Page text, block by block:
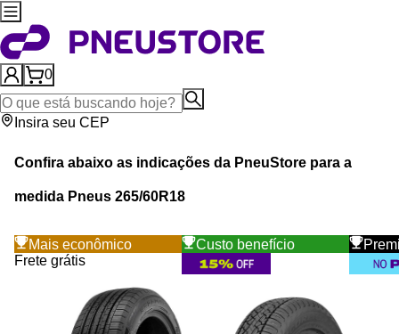
0
Insira seu CEP
Confira abaixo as indicações da PneuStore para a
medida Pneus 265/60R18
Mais econômico
Frete grátis
Custo benefício